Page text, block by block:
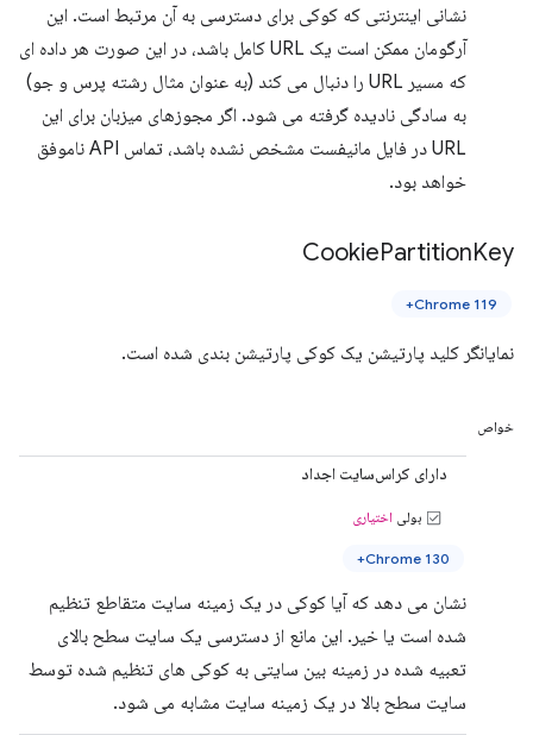
نشانی اینترنتی که کوکی برای دسترسی به آن مرتبط است. این
آرگومان ممکن است یک URL کامل باشد، در این صورت هر داده ای
که مسیر URL را دنبال می کند (به عنوان مثال رشته پرس و جو)
به سادگی نادیده گرفته می شود. اگر مجوزهای میزبان برای این
URL در فایل مانیفست مشخص نشده باشد، تماس API ناموفق
خواهد بود.
CookiePartitionKey
Chrome 119+
نمایانگر کلید پارتیشن یک کوکی پارتیشن بندی شده است.
خواص
دارای کراس‌سایت اجداد
بولی اختیاری
Chrome 130+
نشان می دهد که آیا کوکی در یک زمینه سایت متقاطع تنظیم
شده است یا خیر. این مانع از دسترسی یک سایت سطح بالای
تعبیه شده در زمینه بین سایتی به کوکی های تنظیم شده توسط
سایت سطح بالا در یک زمینه سایت مشابه می شود.